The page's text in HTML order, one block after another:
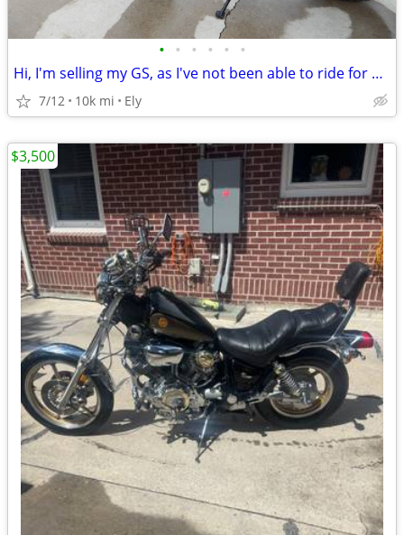
• • • • • •
Hi, I'm selling my GS, as I've not been able to ride for a while now.
7/12 10k mi Ely
$3,500